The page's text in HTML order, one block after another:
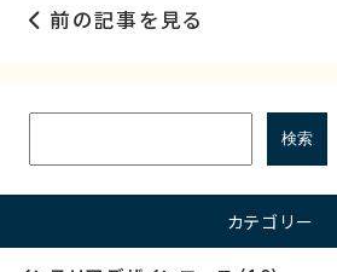
前の記事を見る
カテゴリー